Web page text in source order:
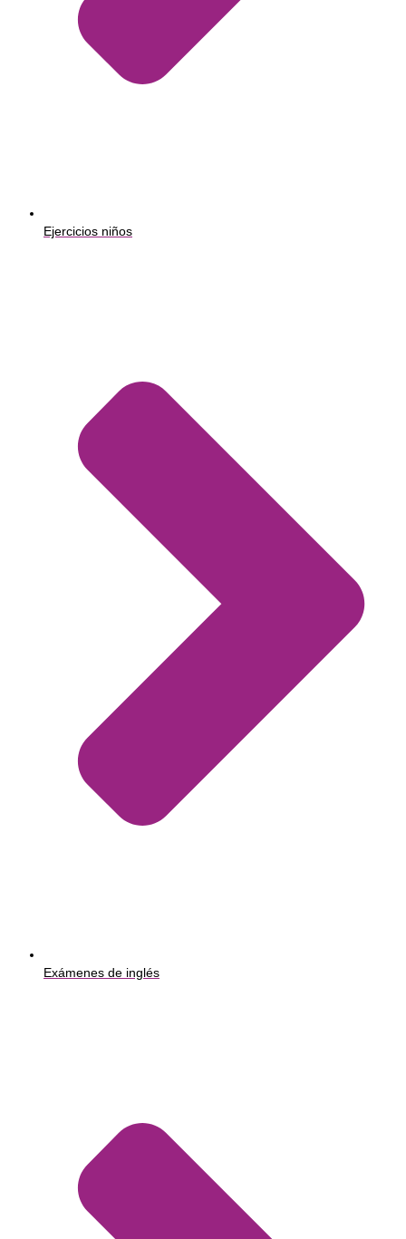
Ejercicios niños
Exámenes de inglés